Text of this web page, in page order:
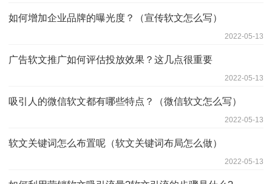
如何增加企业品牌的曝光度？（宣传软文怎么写）
2022-05-13
广告软文推广如何评估投放效果？这几点很重要
2022-05-13
吸引人的微信软文都有哪些特点？（微信软文怎么写）
2022-05-13
软文关键词怎么布置呢（软文关键词布局怎么做）
2022-05-13